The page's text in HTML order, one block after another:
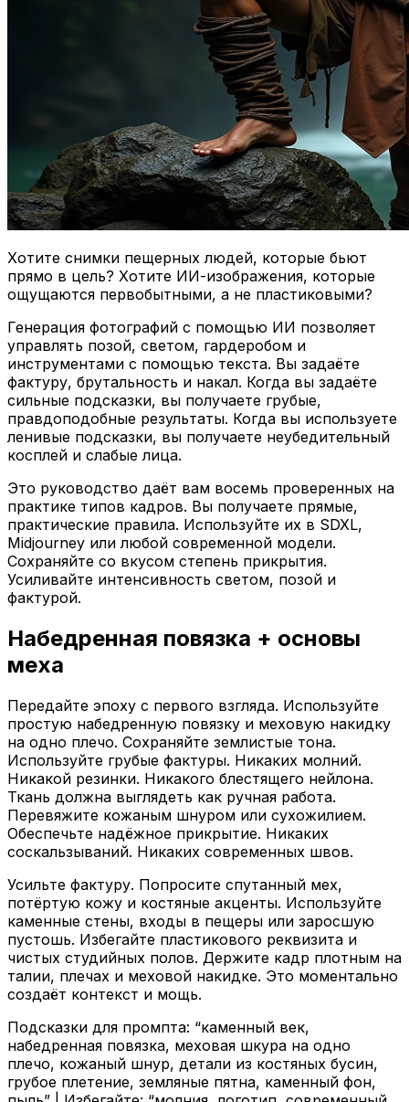
Хотите снимки пещерных людей, которые бьют
прямо в цель? Хотите ИИ-изображения, которые
ощущаются первобытными, а не пластиковыми?
Генерация фотографий с помощью ИИ позволяет
управлять позой, светом, гардеробом и
инструментами с помощью текста. Вы задаёте
фактуру, брутальность и накал. Когда вы задаёте
сильные подсказки, вы получаете грубые,
правдоподобные результаты. Когда вы используете
ленивые подсказки, вы получаете неубедительный
косплей и слабые лица.
Это руководство даёт вам восемь проверенных на
практике типов кадров. Вы получаете прямые,
практические правила. Используйте их в SDXL,
Midjourney или любой современной модели.
Сохраняйте со вкусом степень прикрытия.
Усиливайте интенсивность светом, позой и
фактурой.
Набедренная повязка + основы
меха
Передайте эпоху с первого взгляда. Используйте
простую набедренную повязку и меховую накидку
на одно плечо. Сохраняйте землистые тона.
Используйте грубые фактуры. Никаких молний.
Никакой резинки. Никакого блестящего нейлона.
Ткань должна выглядеть как ручная работа.
Перевяжите кожаным шнуром или сухожилием.
Обеспечьте надёжное прикрытие. Никаких
соскальзываний. Никаких современных швов.
Усильте фактуру. Попросите спутанный мех,
потёртую кожу и костяные акценты. Используйте
каменные стены, входы в пещеры или заросшую
пустошь. Избегайте пластикового реквизита и
чистых студийных полов. Держите кадр плотным на
талии, плечах и меховой накидке. Это моментально
создаёт контекст и мощь.
Подсказки для промпта: “каменный век,
набедренная повязка, меховая шкура на одно
плечо, кожаный шнур, детали из костяных бусин,
грубое плетение, земляные пятна, каменный фон,